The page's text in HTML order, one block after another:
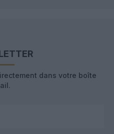
dans votre boîte